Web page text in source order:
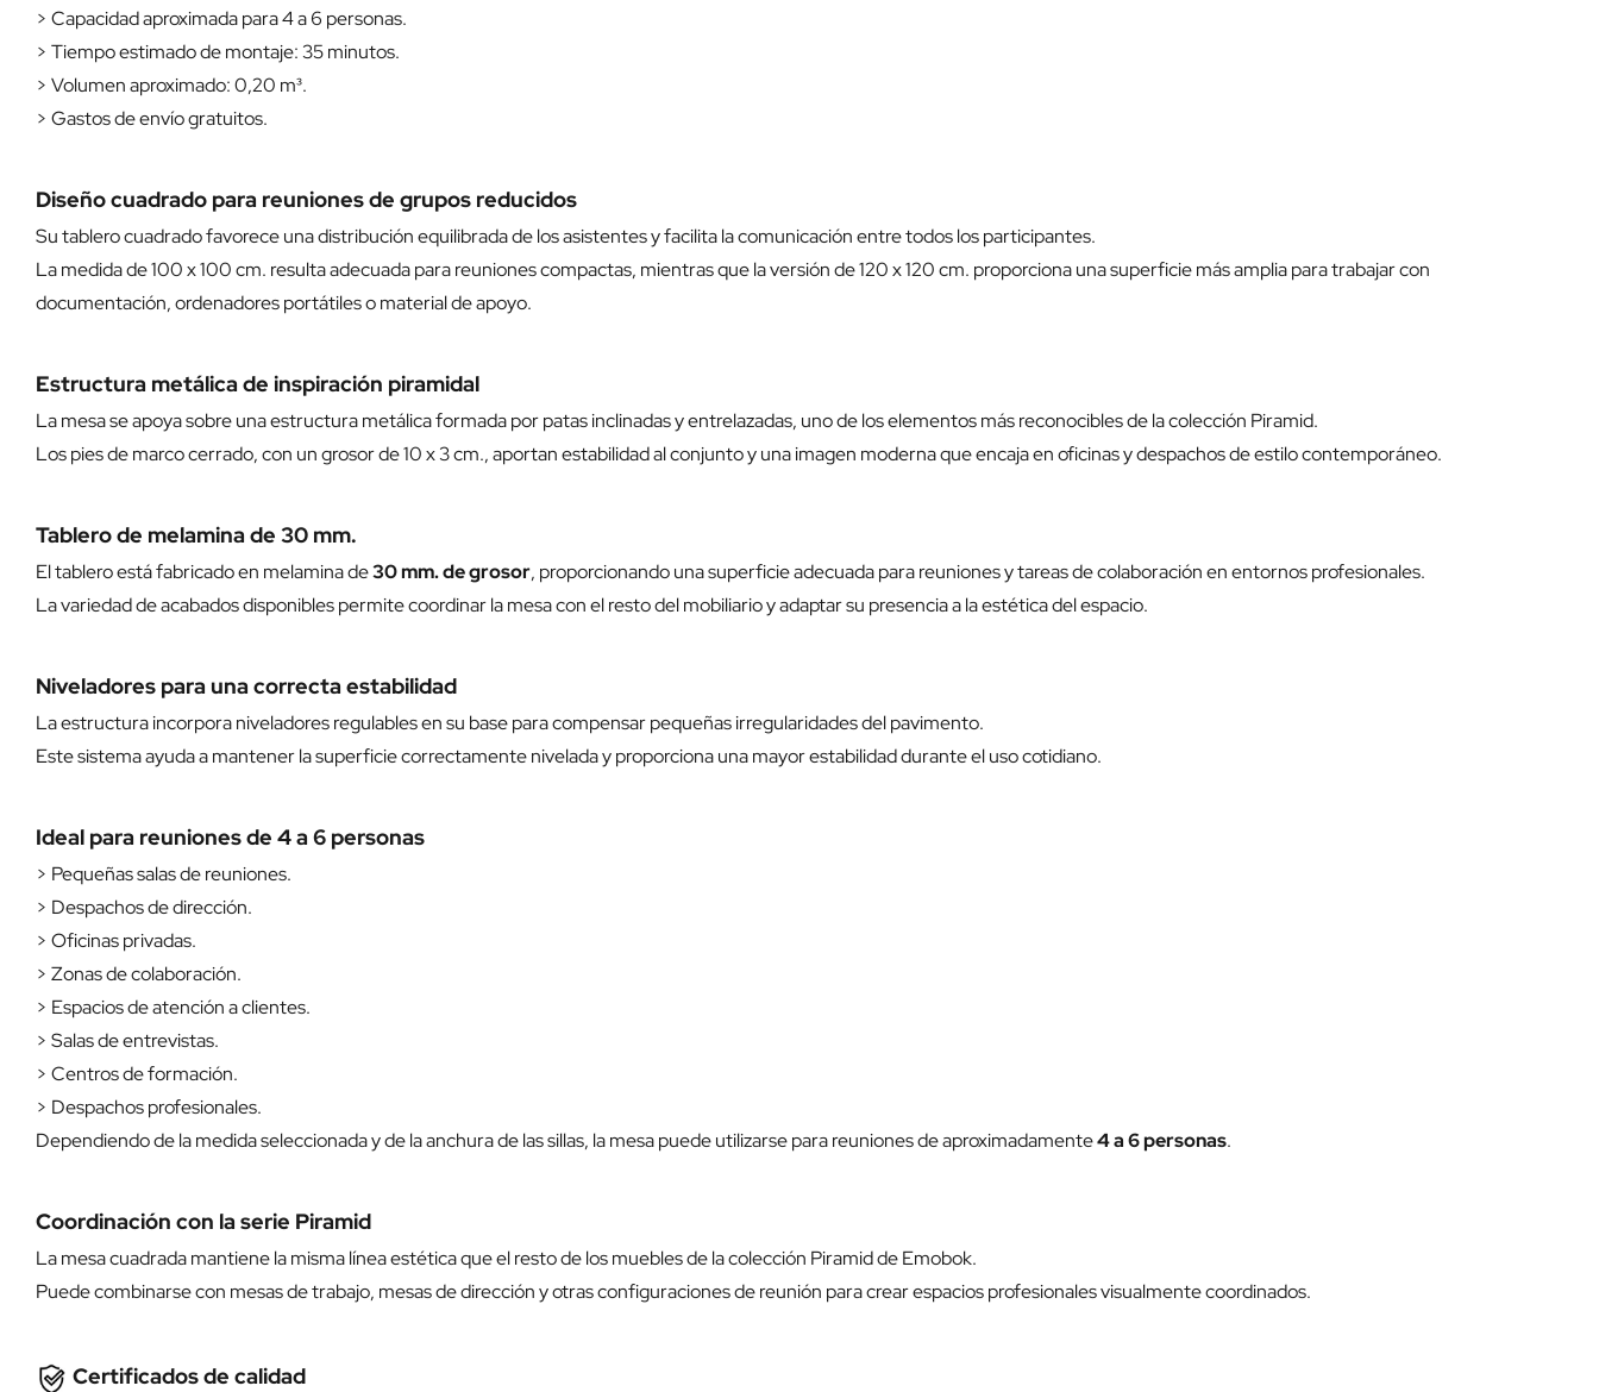
> Capacidad aproximada para 4 a 6 personas.
> Tiempo estimado de montaje: 35 minutos.
> Volumen aproximado: 0,20 m³.
> Gastos de envío gratuitos.
Diseño cuadrado para reuniones de grupos reducidos
Su tablero cuadrado favorece una distribución equilibrada de los asistentes y facilita la comunicación entre todos los participantes.
La medida de 100 x 100 cm. resulta adecuada para reuniones compactas, mientras que la versión de 120 x 120 cm. proporciona una superficie más amplia para trabajar con
documentación, ordenadores portátiles o material de apoyo.
Estructura metálica de inspiración piramidal
La mesa se apoya sobre una estructura metálica formada por patas inclinadas y entrelazadas, uno de los elementos más reconocibles de la colección Piramid.
Los pies de marco cerrado, con un grosor de 10 x 3 cm., aportan estabilidad al conjunto y una imagen moderna que encaja en oficinas y despachos de estilo contemporáneo.
Tablero de melamina de 30 mm.
El tablero está fabricado en melamina de30 mm. de grosor, proporcionando una superficie adecuada para reuniones y tareas de colaboración en entornos profesionales.
La variedad de acabados disponibles permite coordinar la mesa con el resto del mobiliario y adaptar su presencia a la estética del espacio.
Niveladores para una correcta estabilidad
La estructura incorpora niveladores regulables en su base para compensar pequeñas irregularidades del pavimento.
Este sistema ayuda a mantener la superficie correctamente nivelada y proporciona una mayor estabilidad durante el uso cotidiano.
Ideal para reuniones de 4 a 6 personas
> Pequeñas salas de reuniones.
> Despachos de dirección.
> Oficinas privadas.
> Zonas de colaboración.
> Espacios de atención a clientes.
> Salas de entrevistas.
> Centros de formación.
> Despachos profesionales.
Dependiendo de la medida seleccionada y de la anchura de las sillas, la mesa puede utilizarse para reuniones de aproximadamente4 a 6 personas.
Coordinación con la serie Piramid
La mesa cuadrada mantiene la misma línea estética que el resto de los muebles de la colección Piramid de Emobok.
Puede combinarse con mesas de trabajo, mesas de dirección y otras configuraciones de reunión para crear espacios profesionales visualmente coordinados.
Certificados de calidad